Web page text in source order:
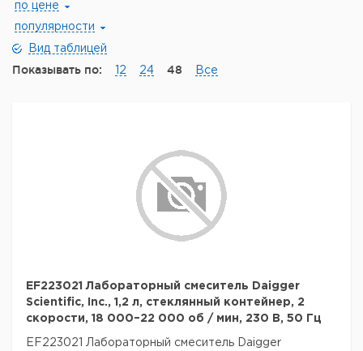
по цене
популярности
Вид таблицей
Показывать по: 12 24 48 Все
EF223021 Лабораторный смеситель Daigger
Scientific, Inc., 1,2 л, стеклянный контейнер, 2
скорости, 18 000–22 000 об / мин, 230 В, 50 Гц
EF223021 Лабораторный смеситель Daigger